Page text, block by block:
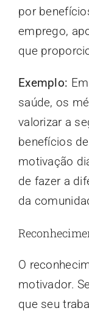
por
emprego,
que
Exemplo:
saúde, os
valorizar a
benefícios
motivação
de fazer a
da
O
motivador.
que seu